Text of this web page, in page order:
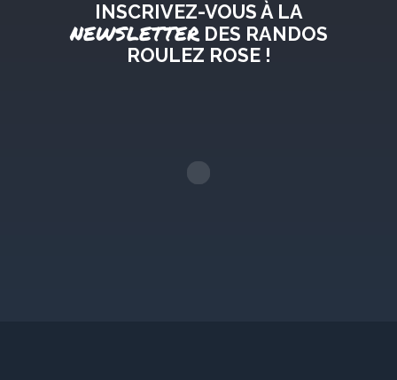
INSCRIVEZ-VOUS À LA
NEWSLETTERDES RANDOS
ROULEZ ROSE !